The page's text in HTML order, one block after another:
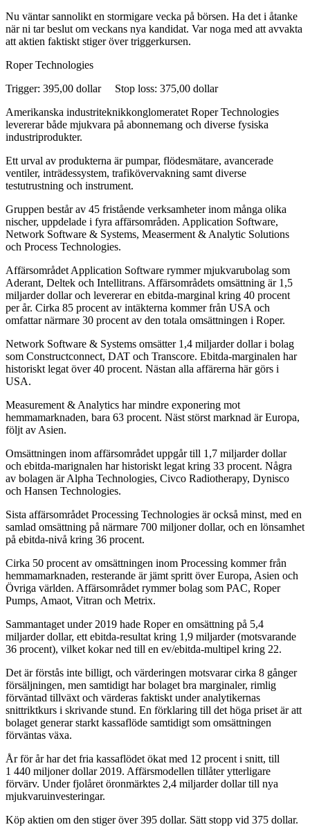
Nu väntar sannolikt en stormigare vecka på börsen. Ha det i åtanke
när ni tar beslut om veckans nya kandidat. Var noga med att avvakta
att aktien faktiskt stiger över triggerkursen.
Roper Technologies
Trigger: 395,00 dollar Stop loss: 375,00 dollar
Amerikanska industriteknikkonglomeratet Roper Technologies
levererar både mjukvara på abonnemang och diverse fysiska
industriprodukter.
Ett urval av produkterna är pumpar, flödesmätare, avancerade
ventiler, inträdessystem, trafikövervakning samt diverse
testutrustning och instrument.
Gruppen består av 45 fristående verksamheter inom många olika
nischer, uppdelade i fyra affärsområden. Application Software,
Network Software & Systems, Measerment & Analytic Solutions
och Process Technologies.
Affärsområdet Application Software rymmer mjukvarubolag som
Aderant, Deltek och Intellitrans. Affärsområdets omsättning är 1,5
miljarder dollar och levererar en ebitda-marginal kring 40 procent
per år. Cirka 85 procent av intäkterna kommer från USA och
omfattar närmare 30 procent av den totala omsättningen i Roper.
Network Software & Systems omsätter 1,4 miljarder dollar i bolag
som Constructconnect, DAT och Transcore. Ebitda-marginalen har
historiskt legat över 40 procent. Nästan alla affärerna här görs i
USA.
Measurement & Analytics har mindre exponering mot
hemmamarknaden, bara 63 procent. Näst störst marknad är Europa,
följt av Asien.
Omsättningen inom affärsområdet uppgår till 1,7 miljarder dollar
och ebitda-marignalen har historiskt legat kring 33 procent. Några
av bolagen är Alpha Technologies, Civco Radiotherapy, Dynisco
och Hansen Technologies.
Sista affärsområdet Processing Technologies är också minst, med en
samlad omsättning på närmare 700 miljoner dollar, och en lönsamhet
på ebitda-nivå kring 36 procent.
Cirka 50 procent av omsättningen inom Processing kommer från
hemmamarknaden, resterande är jämt spritt över Europa, Asien och
Övriga världen. Affärsområdet rymmer bolag som PAC, Roper
Pumps, Amaot, Vitran och Metrix.
Sammantaget under 2019 hade Roper en omsättning på 5,4
miljarder dollar, ett ebitda-resultat kring 1,9 miljarder (motsvarande
36 procent), vilket kokar ned till en ev/ebitda-multipel kring 22.
Det är förstås inte billigt, och värderingen motsvarar cirka 8 gånger
försäljningen, men samtidigt har bolaget bra marginaler, rimlig
förväntad tillväxt och värderas faktiskt under analytikernas
snittriktkurs i skrivande stund. En förklaring till det höga priset är att
bolaget generar starkt kassaflöde samtidigt som omsättningen
förväntas växa.
År för år har det fria kassaflödet ökat med 12 procent i snitt, till
1 440 miljoner dollar 2019. Affärsmodellen tillåter ytterligare
förvärv. Under fjolåret öronmärktes 2,4 miljarder dollar till nya
mjukvaruinvesteringar.
Köp aktien om den stiger över 395 dollar. Sätt stopp vid 375 dollar.